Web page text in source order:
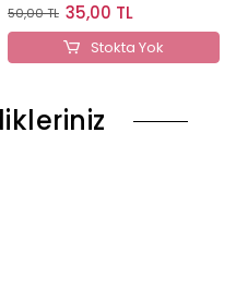
50,00 TL 35,00 TL
Stokta Yok